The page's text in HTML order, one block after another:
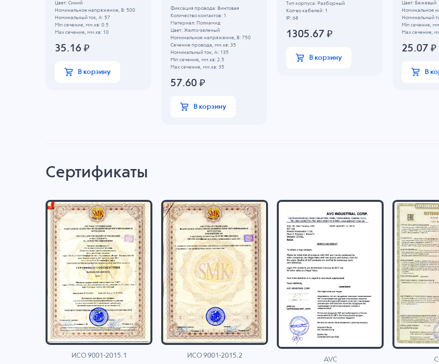
Цвет: Синий
Номинальное напряжение, B: 500
Номинальный ток, А: 57
Min сечение, мм.кв: 0.5
Max сечение, мм.кв: 10
35.16 ₽
В корзину
Фиксация провода: Винтовая
Количество контактов: 1
Материал: Полиамид
Цвет: Желто-зеленый
Номинальное напряжение, B: 750
Сечение провода, мм.кв: 35
Номинальный ток, А: 135
Min сечение, мм.кв: 2.5
Max сечение, мм.кв: 35
57.60 ₽
В корзину
Тип корпуса: Разборный
Кол-во кабелей: 1
IP: 68
1305.67 ₽
В корзину
Цвет: Бежевый
Номинальное
Номинальный
Min сечение,
Max сечение,
25.07 ₽
В
Сертификаты
ИСО 9001-2015.1 ИСО 9001-2015.2
AVC